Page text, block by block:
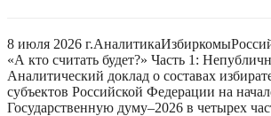
8 июля 2026 г.АналитикаИзбиркомы
«А кто считать будет?» Часть 1:
Аналитический доклад о составах
субъектов Российской Федерации на
Государственную думу–2026 в четырех